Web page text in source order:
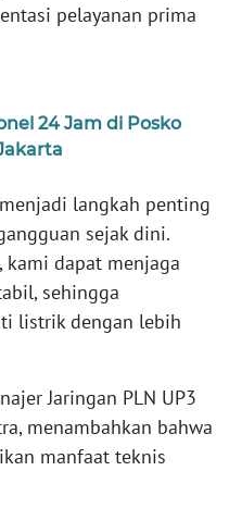
pelayanan prima
24 Jam di Posko
langkah penting
sejak dini.
dapat menjaga
sehingga
listrik dengan lebih
Jaringan PLN UP3
menambahkan bahwa
manfaat teknis